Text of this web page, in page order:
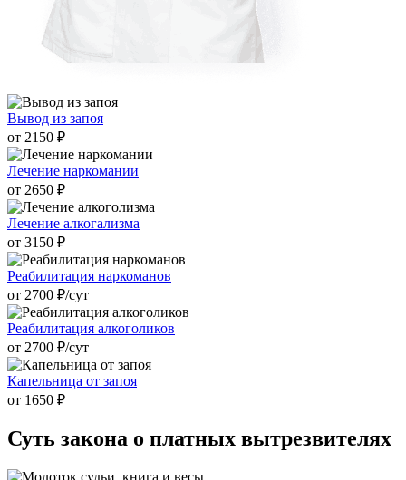
Вывод из запоя
от 2150 ₽
Лечение наркомании
от 2650 ₽
Лечение алкогализма
от 3150 ₽
Реабилитация наркоманов
от 2700 ₽/cут
Реабилитация алкоголиков
от 2700 ₽/cут
Капельница от запоя
от 1650 ₽
Суть закона о платных вытрезвителях